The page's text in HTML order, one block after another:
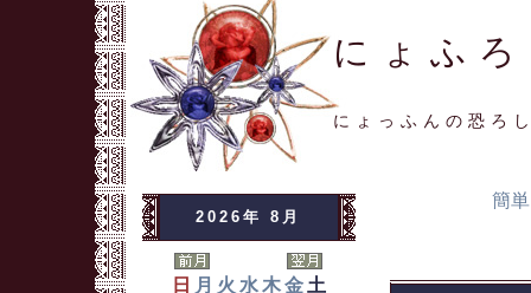
にょふ
にょっふんの恐ろ
2026年 8月
日 月 火 水 木 金 土
簡